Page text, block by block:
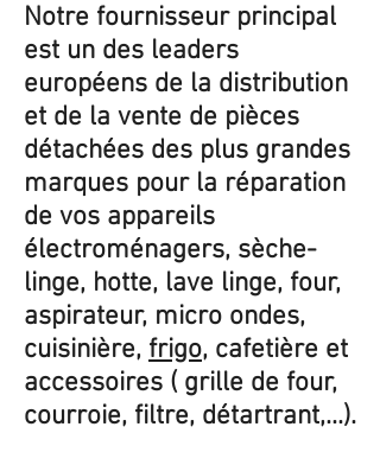
Notre fournisseur principal
est un des leaders
européens de la distribution
et de la vente de pièces
détachées des plus grandes
marques pour la réparation
de vos appareils
électroménagers, sèche-
linge, hotte, lave linge, four,
aspirateur, micro ondes,
cuisinière, frigo, cafetière et
accessoires ( grille de four,
courroie, filtre, détartrant,...).